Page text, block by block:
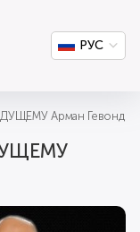
РУС
Арман Гевондян